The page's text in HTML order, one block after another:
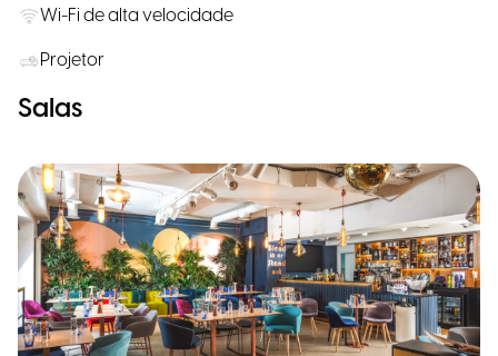
Wi-Fi de alta velocidade
Projetor
Salas